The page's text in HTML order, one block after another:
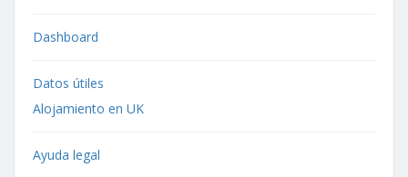
Dashboard
Datos útiles
Alojamiento en UK
Ayuda legal